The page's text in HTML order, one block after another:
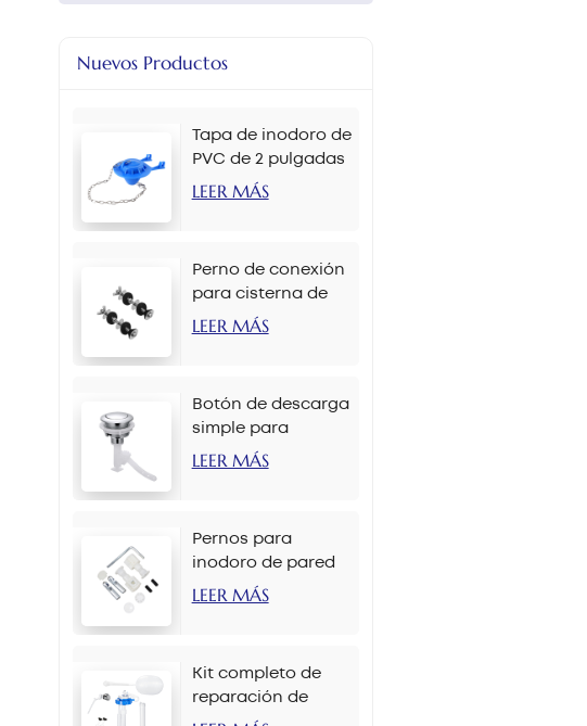
Nuevos Productos
Tapa de inodoro de
PVC de 2 pulgadas
en varios colores
LEER MÁS
Perno de conexión
para cisterna de
inodoro M6 x 90
LEER MÁS
Botón de descarga
simple para
inodoro de 38 mm
LEER MÁS
Pernos para
inodoro de pared
M12 x 70 mm
LEER MÁS
Kit completo de
reparación de
tanque de inodoro